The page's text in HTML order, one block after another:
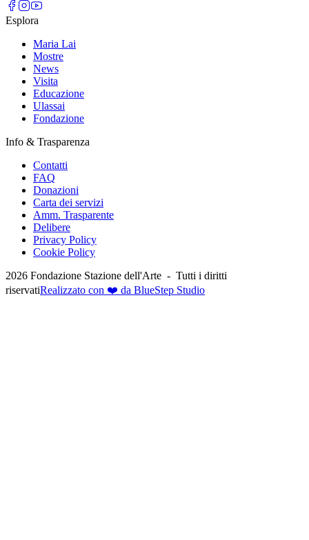
Esplora
Maria Lai
Mostre
News
Visita
Educazione
Ulassai
Fondazione
Info & Trasparenza
Contatti
FAQ
Donazioni
Carta dei servizi
Amm. Trasparente
Delibere
Privacy Policy
Cookie Policy
2026 Fondazione Stazione dell'Arte - Tutti i diritti
riservatiRealizzato con ❤️ da BlueStep Studio